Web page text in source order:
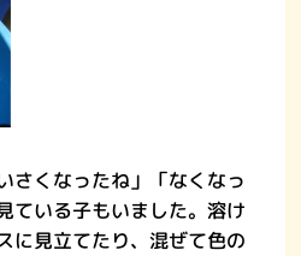
さくなったね」「なくなっ
ている子もいました。溶け
に見立てたり、混ぜて色の